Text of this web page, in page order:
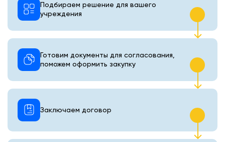
Подбираем решение для вашего
учреждения
Готовим документы для согласования,
поможем оформить закупку
Заключаем договор